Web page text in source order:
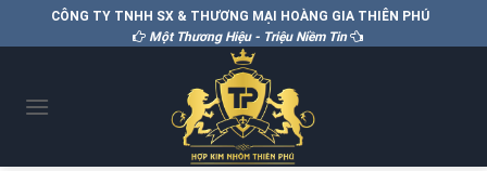
CÔNG TY TNHH SX & THƯƠNG MẠI HOÀNG GIA THIÊN PHÚ
Một Thương Hiệu - Triệu Niềm Tin